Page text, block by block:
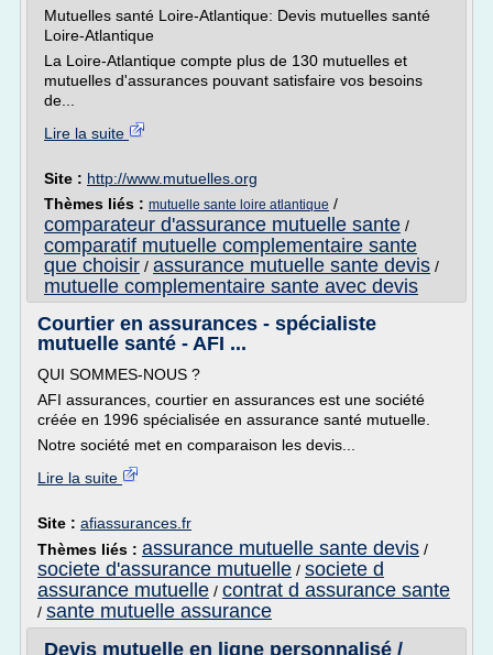
Mutuelles santé Loire-Atlantique: Devis mutuelles santé
Loire-Atlantique
La Loire-Atlantique compte plus de 130 mutuelles et
mutuelles d'assurances pouvant satisfaire vos besoins
de...
Lire la suite
Site : http://www.mutuelles.org
Thèmes liés : mutuelle sante loire atlantique /
comparateur d'assurance mutuelle sante /
comparatif mutuelle complementaire sante
que choisir / assurance mutuelle sante devis /
mutuelle complementaire sante avec devis
Courtier en assurances - spécialiste
mutuelle santé - AFI ...
QUI SOMMES-NOUS ?
AFI assurances, courtier en assurances est une société
créée en 1996 spécialisée en assurance santé mutuelle.
Notre société met en comparaison les devis...
Lire la suite
Site : afiassurances.fr
Thèmes liés : assurance mutuelle sante devis /
societe d'assurance mutuelle / societe d
assurance mutuelle / contrat d assurance sante
/ sante mutuelle assurance
Devis mutuelle en ligne personnalisé /